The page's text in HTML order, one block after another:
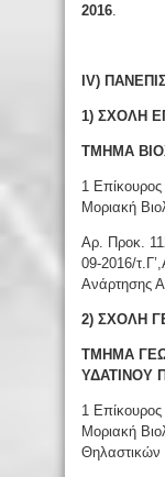
2016
ΙV)
1) ΣΧΟΛΗ
ΤΜΗΜΑ
1 Επίκουρος
Μοριακή
Αρ. Προκ.
09-2016/
Ανάρτησης
2) ΣΧΟΛΗ
ΤΜΗΜΑ
ΥΔΑΤΙΝΟΥ
1 Επίκουρος
Μοριακή
Θηλαστικών